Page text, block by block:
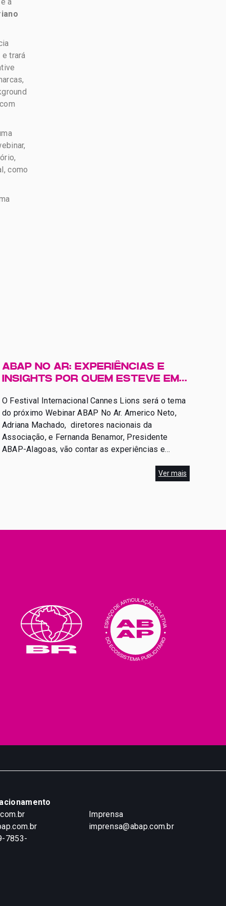
trará
como
ABAP NO AR: EXPERIÊNCIAS E
INSIGHTS POR QUEM ESTEVE EM
O Festival Internacional Cannes Lions será o tema
do próximo Webinar ABAP No Ar. Americo Neto,
Adriana Machado, diretores nacionais da
Associação, e Fernanda Benamor, Presidente
ABAP-Alagoas, vão contar as experiências e
de celebração da publicidade. O encontro será
Ver mais
7853-
Imprensa
imprensa@abap.com.br